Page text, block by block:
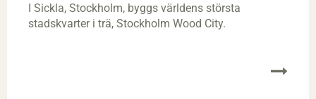
I Sickla, Stockholm, byggs världens största
stadskvarter i trä, Stockholm Wood City.